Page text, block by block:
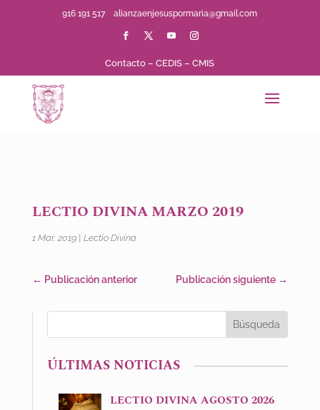
916 191 517alianzaenjesuspormaria@gmail.com
Contacto –CEDIS –CMIS
LECTIO DIVINA MARZO 2019
1 Mar, 2019| Lectio Divina
← Publicación anterior Publicación siguiente →
ÚLTIMAS NOTICIAS
LECTIO DIVINA AGOSTO 2026